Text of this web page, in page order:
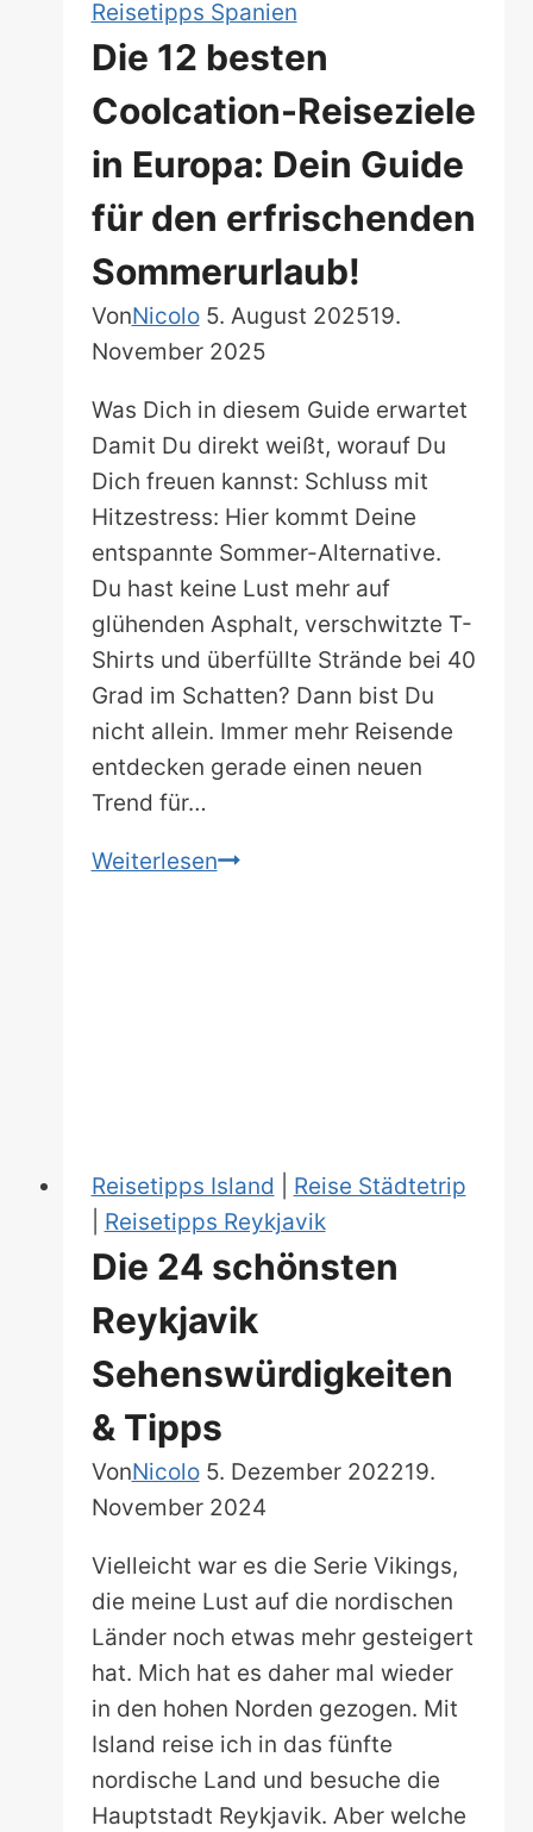
Reisetipps Spanien
Die 12 besten
Coolcation-Reiseziele
in Europa: Dein Guide
für den erfrischenden
Sommerurlaub!
VonNicolo 5. August 202519.
November 2025
Was Dich in diesem Guide erwartet
Damit Du direkt weißt, worauf Du
Dich freuen kannst: Schluss mit
Hitzestress: Hier kommt Deine
entspannte Sommer-Alternative.
Du hast keine Lust mehr auf
glühenden Asphalt, verschwitzte T-
Shirts und überfüllte Strände bei 40
Grad im Schatten? Dann bist Du
nicht allein. Immer mehr Reisende
entdecken gerade einen neuen
Trend für…
WeiterlesenDie
für
den
erfrischenden
Sommerurlaub!
Reisetipps Island
Reise Städtetrip
Reisetipps Reykjavik
Die 24 schönsten
Reykjavik
Sehenswürdigkeiten
& Tipps
VonNicolo 5. Dezember 202219.
November 2024
Vielleicht war es die Serie Vikings,
die meine Lust auf die nordischen
Länder noch etwas mehr gesteigert
hat. Mich hat es daher mal wieder
in den hohen Norden gezogen. Mit
Island reise ich in das fünfte
nordische Land und besuche die
Hauptstadt Reykjavik. Aber welche